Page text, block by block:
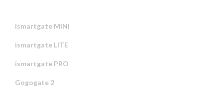
ismartgate MINI
ismartgate LITE
ismartgate PRO
Gogogate 2